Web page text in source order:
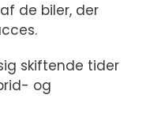
de biler, der
skiftende tider
og